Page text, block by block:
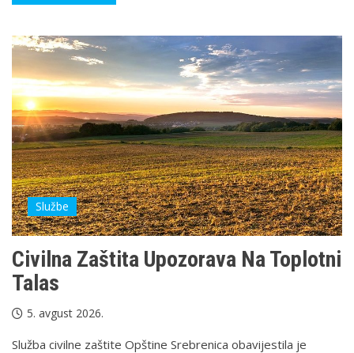
Službe
Civilna Zaštita Upozorava Na Toplotni
Talas
5. avgust 2026.
Služba civilne zaštite Opštine Srebrenica obavijestila je